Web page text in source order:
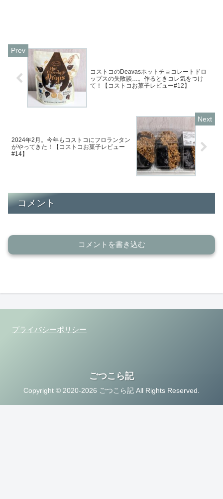
コストコのDeavasホットチョコレートドロ
ップスの失敗談…。作るときコレ気をつけ
て！【コストコお菓子レビュー#12】
2024年2月。今年もコストコにフロランタン
がやってきた！【コストコお菓子レビュー
#14】
コメント
コメントを書き込む
プライバシーポリシー
ごつこら記
Copyright © 2020-2026 ごつこら記 All Rights Reserved.